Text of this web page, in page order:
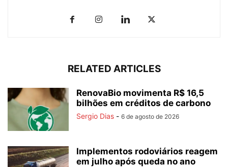
RELATED ARTICLES
RenovaBio movimenta R$ 16,5
bilhões em créditos de carbono
Sergio Dias - 6 de agosto de 2026
Implementos rodoviários reagem
em julho após queda no ano